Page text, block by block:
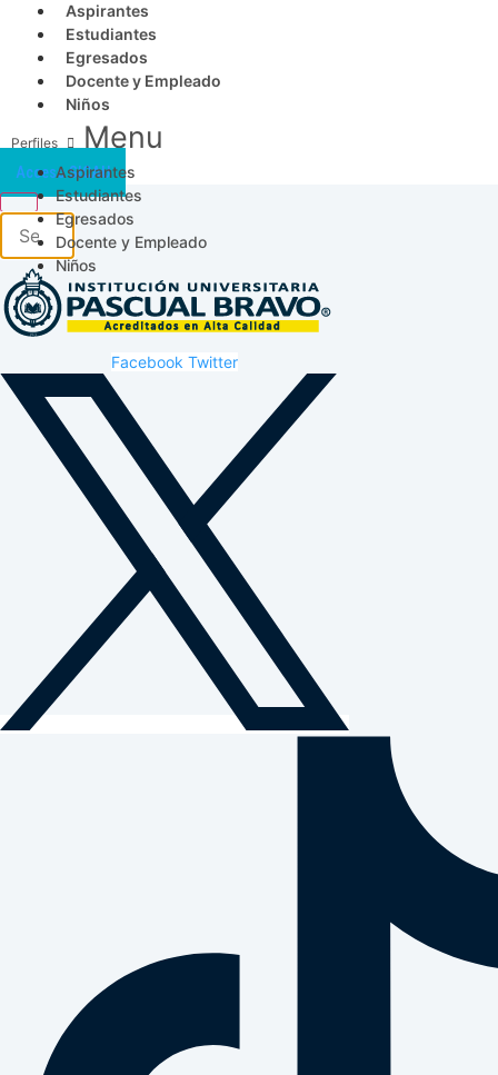
Aspirantes
Estudiantes
Egresados
Docente y Empleado
Niños
Menu
Aspirantes
Estudiantes
Egresados
Docente y Empleado
Niños
Acceso SICAU
Facebook Twitter